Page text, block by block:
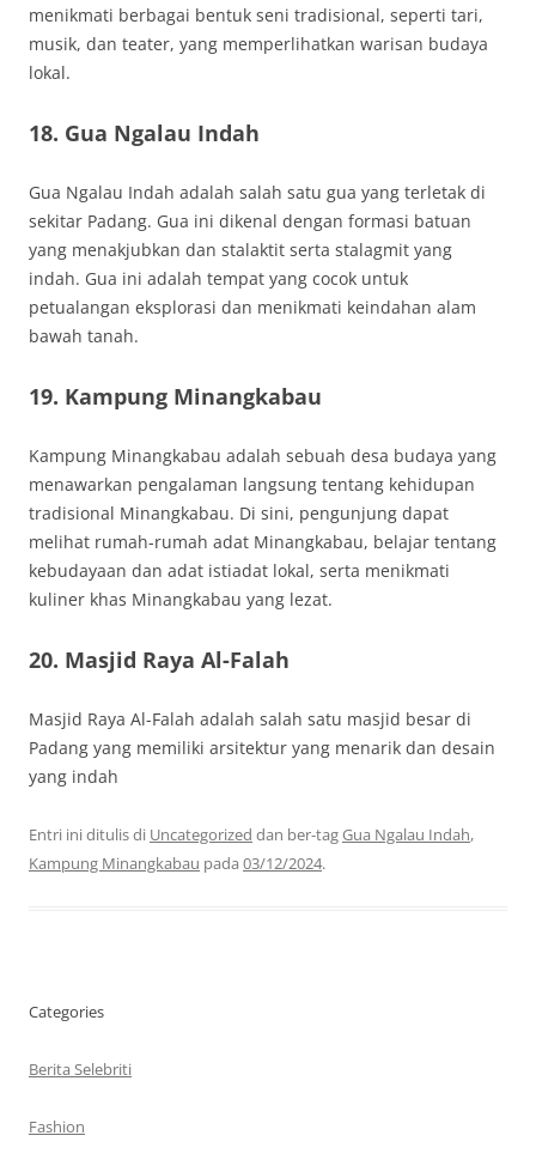
menikmati berbagai bentuk seni tradisional, seperti tari,
musik, dan teater, yang memperlihatkan warisan budaya
lokal.
18. Gua Ngalau Indah
Gua Ngalau Indah adalah salah satu gua yang terletak di
sekitar Padang. Gua ini dikenal dengan formasi batuan
yang menakjubkan dan stalaktit serta stalagmit yang
indah. Gua ini adalah tempat yang cocok untuk
petualangan eksplorasi dan menikmati keindahan alam
bawah tanah.
19. Kampung Minangkabau
Kampung Minangkabau adalah sebuah desa budaya yang
menawarkan pengalaman langsung tentang kehidupan
tradisional Minangkabau. Di sini, pengunjung dapat
melihat rumah-rumah adat Minangkabau, belajar tentang
kebudayaan dan adat istiadat lokal, serta menikmati
kuliner khas Minangkabau yang lezat.
20. Masjid Raya Al-Falah
Masjid Raya Al-Falah adalah salah satu masjid besar di
Padang yang memiliki arsitektur yang menarik dan desain
yang indah
Entri ini ditulis di Uncategorized dan ber-tagGua Ngalau Indah,
Kampung Minangkabau pada 03/12/2024.
Categories
Berita Selebriti
Fashion